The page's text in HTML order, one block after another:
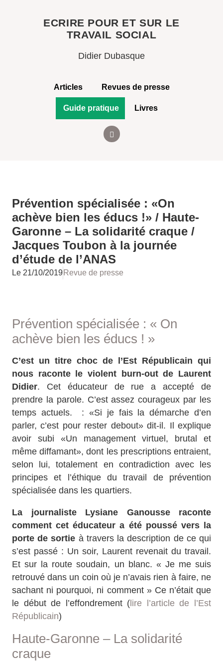
ECRIRE POUR ET SUR LE
TRAVAIL SOCIAL
Didier Dubasque
Articles Revues de presse
Guide pratique Livres
Prévention spécialisée : «On
achève bien les éducs !» / Haute-
Garonne – La solidarité craque /
Jacques Toubon à la journée
d’étude de l’ANAS
Le 21/10/2019 Revue de presse
Prévention spécialisée : « On
achève bien les éducs ! »
C’est un titre choc de l’Est Républicain qui
nous raconte le violent burn-out de Laurent
Didier. Cet éducateur de rue a accepté de
prendre la parole. C’est assez courageux par les
temps actuels. : «Si je fais la démarche d’en
parler, c’est pour rester debout» dit-il. Il explique
avoir subi «Un management virtuel, brutal et
même diffamant», dont les prescriptions entraient,
selon lui, totalement en contradiction avec les
principes et l’éthique du travail de prévention
spécialisée dans les quartiers.
La journaliste Lysiane Ganousse raconte
comment cet éducateur a été poussé vers la
porte de sortie à travers la description de ce qui
s’est passé : Un soir, Laurent revenait du travail.
Et sur la route soudain, un blanc. « Je me suis
retrouvé dans un coin où je n’avais rien à faire, ne
sachant ni pourquoi, ni comment » Ce n’était que
le début de l’effondrement (lire l’article de l’Est
Républicain)
Haute-Garonne – La solidarité
craque